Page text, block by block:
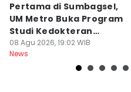
Pertama di Sumbagsel,
UM Metro Buka Program
Studi Kedokteran
Hewan
08 Agu 2026, 19:02 WIB
News